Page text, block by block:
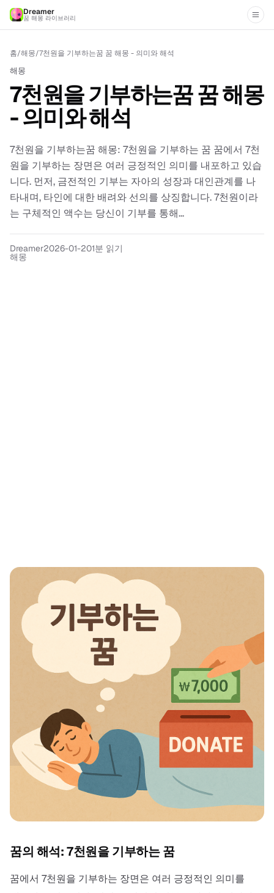
Dreamer
꿈 해몽 라이브러리
홈/해몽/7천원을 기부하는꿈 꿈 해몽 - 의미와 해석
해몽
7천원을 기부하는꿈 꿈 해몽
- 의미와 해석
7천원을 기부하는꿈 해몽: 7천원을 기부하는 꿈 꿈에서 7천
원을 기부하는 장면은 여러 긍정적인 의미를 내포하고 있습
니다. 먼저, 금전적인 기부는 자아의 성장과 대인관계를 나
타내며, 타인에 대한 배려와 선의를 상징합니다. 7천원이라
는 구체적인 액수는 당신이 기부를 통해...
Dreamer2026-01-201분 읽기
해몽
꿈의 해석: 7천원을 기부하는 꿈
꿈에서 7천원을 기부하는 장면은 여러 긍정적인 의미를